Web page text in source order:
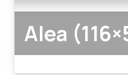
Alea